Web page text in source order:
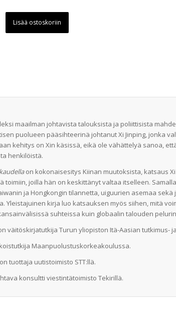
Lisää ostoskoriin
maailman johtavista talouksista ja poliittisista
puolueen pääsihteerinä johtanut Xi Jinping, jonka
kehitys on Xin käsissä, eikä ole vähättelyä sanoa,
henkilöistä.
on kokonaisesitys Kiinan muutoksista, katsaus
toimiin, joilla hän on keskittänyt valtaa itselleen.
ja Hongkongin tilannetta, uiguurien asemaa
Yleistajuinen kirja luo katsauksen myös siihen, mitä
suhteissa kuin globaalin talouden
väitöskirjatutkija Turun yliopiston Itä-Aasian tutkimus-
Maanpuolustuskorkeakoulussa.
tuottaja uutistoimisto STT:llä.
konsultti viestintätoimisto Tekirillä.